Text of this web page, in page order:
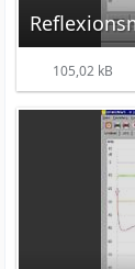
105,02 kB